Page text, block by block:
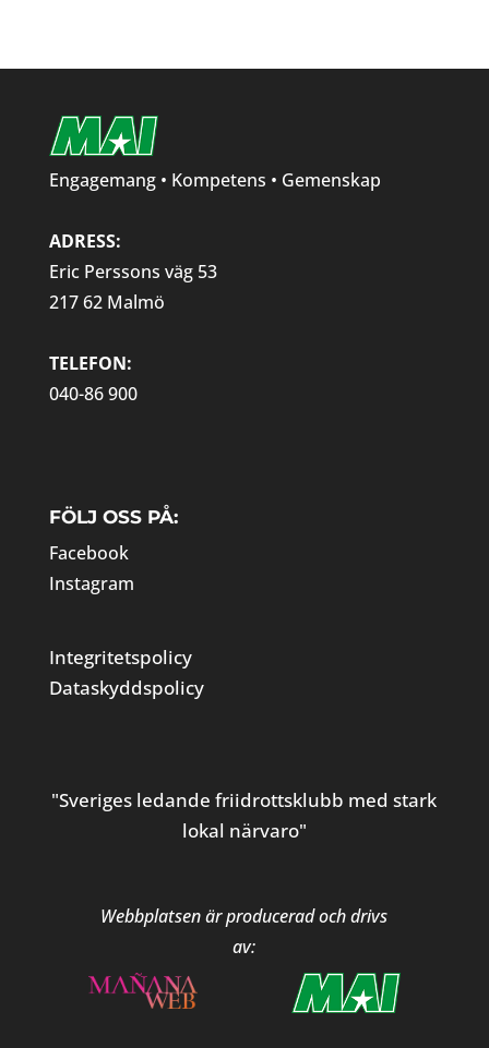
Engagemang • Kompetens • Gemenskap
ADRESS:
Eric Perssons väg 53
217 62 Malmö
TELEFON:
040-86 900
FÖLJ OSS PÅ:
Facebook
Instagram
Integritetspolicy
Dataskyddspolicy
"Sveriges ledande friidrottsklubb med stark
lokal närvaro"
Webbplatsen är producerad och drivs
av: